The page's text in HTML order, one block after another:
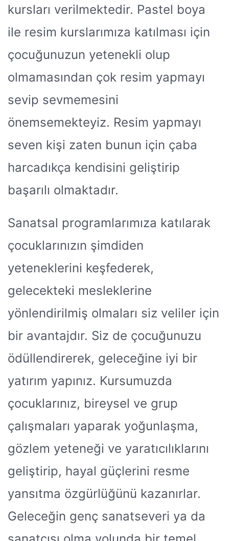
kursları verilmektedir. Pastel boya
ile resim kurslarımıza katılması için
çocuğunuzun yetenekli olup
olmamasından çok resim yapmayı
sevip sevmemesini
önemsemekteyiz. Resim yapmayı
seven kişi zaten bunun için çaba
harcadıkça kendisini geliştirip
başarılı olmaktadır.
Sanatsal programlarımıza katılarak
çocuklarınızın şimdiden
yeteneklerini keşfederek,
gelecekteki mesleklerine
yönlendirilmiş olmaları siz veliler için
bir avantajdır. Siz de çocuğunuzu
ödüllendirerek, geleceğine iyi bir
yatırım yapınız. Kursumuzda
çocuklarınız, bireysel ve grup
çalışmaları yaparak yoğunlaşma,
gözlem yeteneği ve yaratıcılıklarını
geliştirip, hayal güçlerini resme
yansıtma özgürlüğünü kazanırlar.
Geleceğin genç sanatseveri ya da